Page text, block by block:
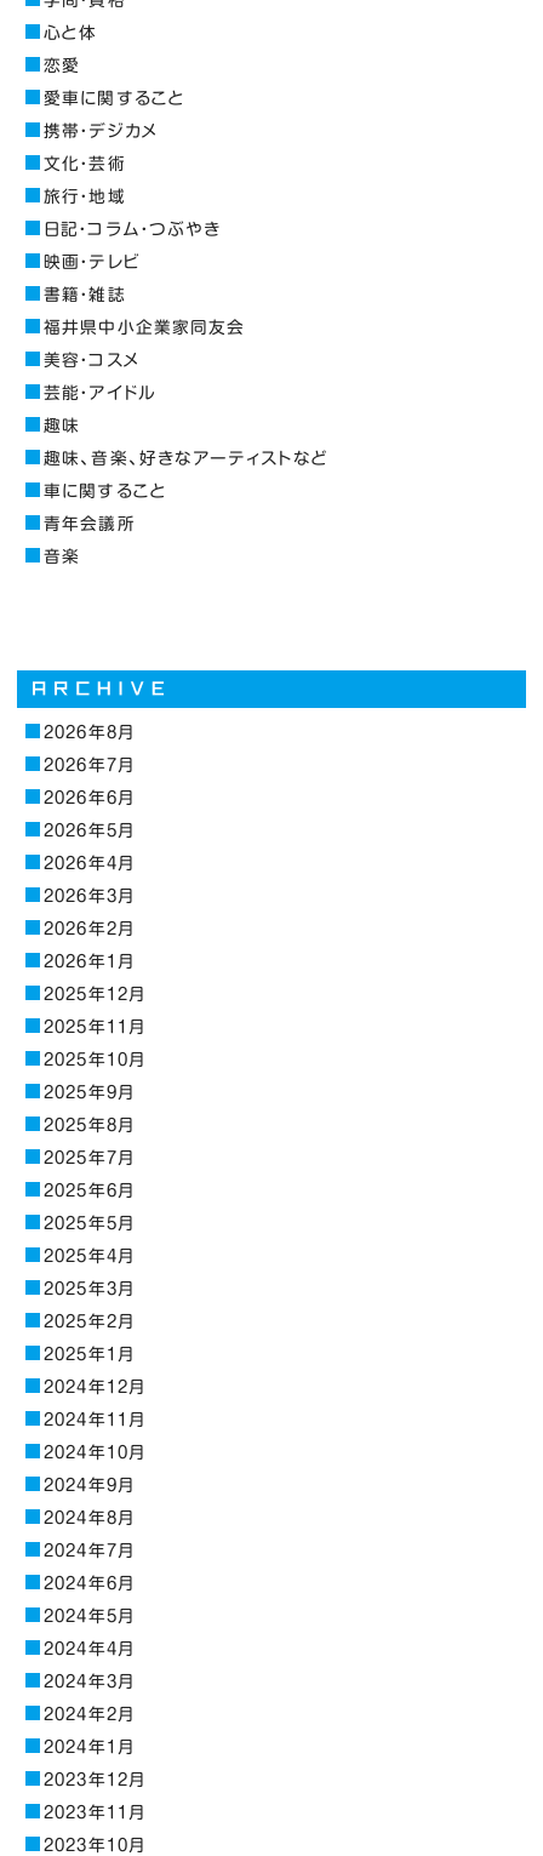
心と体
恋愛
愛車に関すること
携帯・デジカメ
文化・芸術
旅行・地域
日記・コラム・つぶやき
映画・テレビ
書籍・雑誌
福井県中小企業家同友会
美容・コスメ
芸能・アイドル
趣味
趣味、音楽、好きなアーティストなど
車に関すること
青年会議所
音楽
2026年8月
2026年7月
2026年6月
2026年5月
2026年4月
2026年3月
2026年2月
2026年1月
2025年12月
2025年11月
2025年10月
2025年9月
2025年8月
2025年7月
2025年6月
2025年5月
2025年4月
2025年3月
2025年2月
2025年1月
2024年12月
2024年11月
2024年10月
2024年9月
2024年8月
2024年7月
2024年6月
2024年5月
2024年4月
2024年3月
2024年2月
2024年1月
2023年12月
2023年11月
2023年10月